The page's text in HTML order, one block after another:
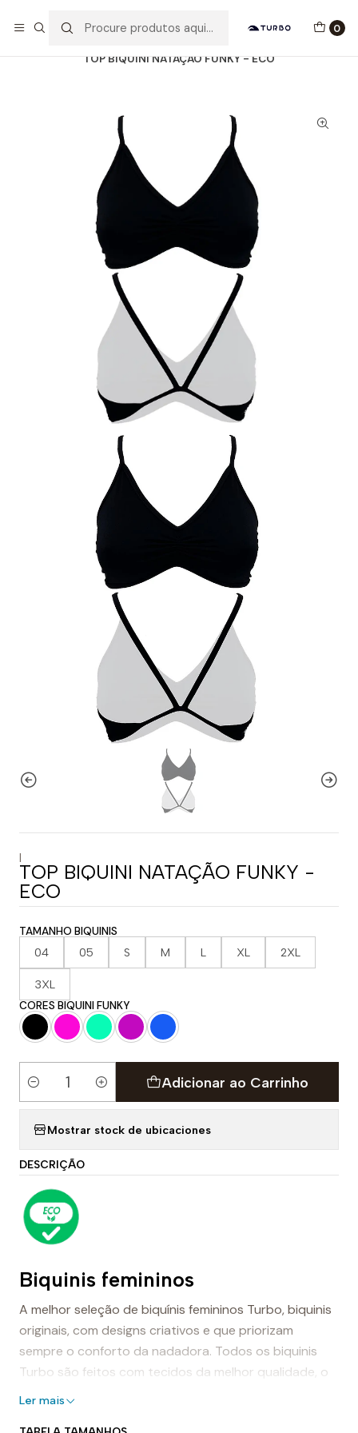
0
TOP BIQUINI NATAÇÃO FUNKY - ECO
|
TOP BIQUINI NATAÇÃO FUNKY -
ECO
TAMANHO BIQUINIS
04 05 S M L XL 2XL
3XL
CORES BIQUINI FUNKY
Quantidade
Adicionar ao Carrinho
Mostrar stock de ubicaciones
DESCRIÇÃO
Biquinis femininos
A melhor seleção de biquínis femininos Turbo, biquinis
originais, com designs criativos e que priorizam
sempre o conforto da nadadora. Todos os biquinis
Turbo são feitos com tecidos da melhor qualidade, o
que lhes confere resistência extra e grande
Ler mais